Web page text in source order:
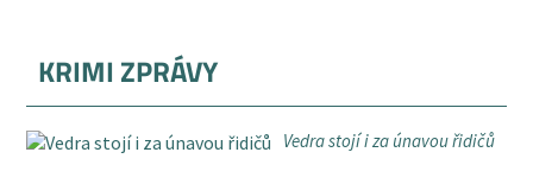
KRIMI ZPRÁVY
Vedra stojí i za únavou řidičů